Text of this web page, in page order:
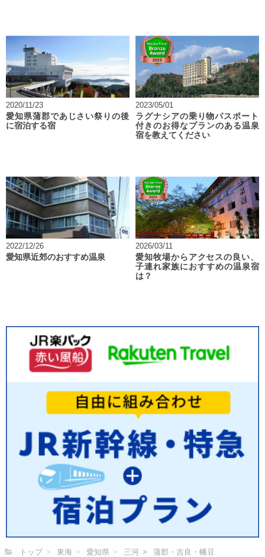
2020/11/23
愛知県蒲郡であじさい祭りの後
に宿泊する宿
2023/05/01
ラグナシアの乗り物パスポート
付きのお得なプランのある温泉
宿を教えてください
2022/12/26
愛知県近郊のおすすめ温泉
2026/03/11
愛知牧場からアクセスの良い、
子連れ家族におすすめの温泉宿
は？
トップ 東海 愛知県 三河 蒲郡・吉良・幡豆